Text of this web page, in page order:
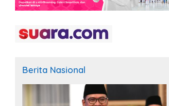
Berita Nasional